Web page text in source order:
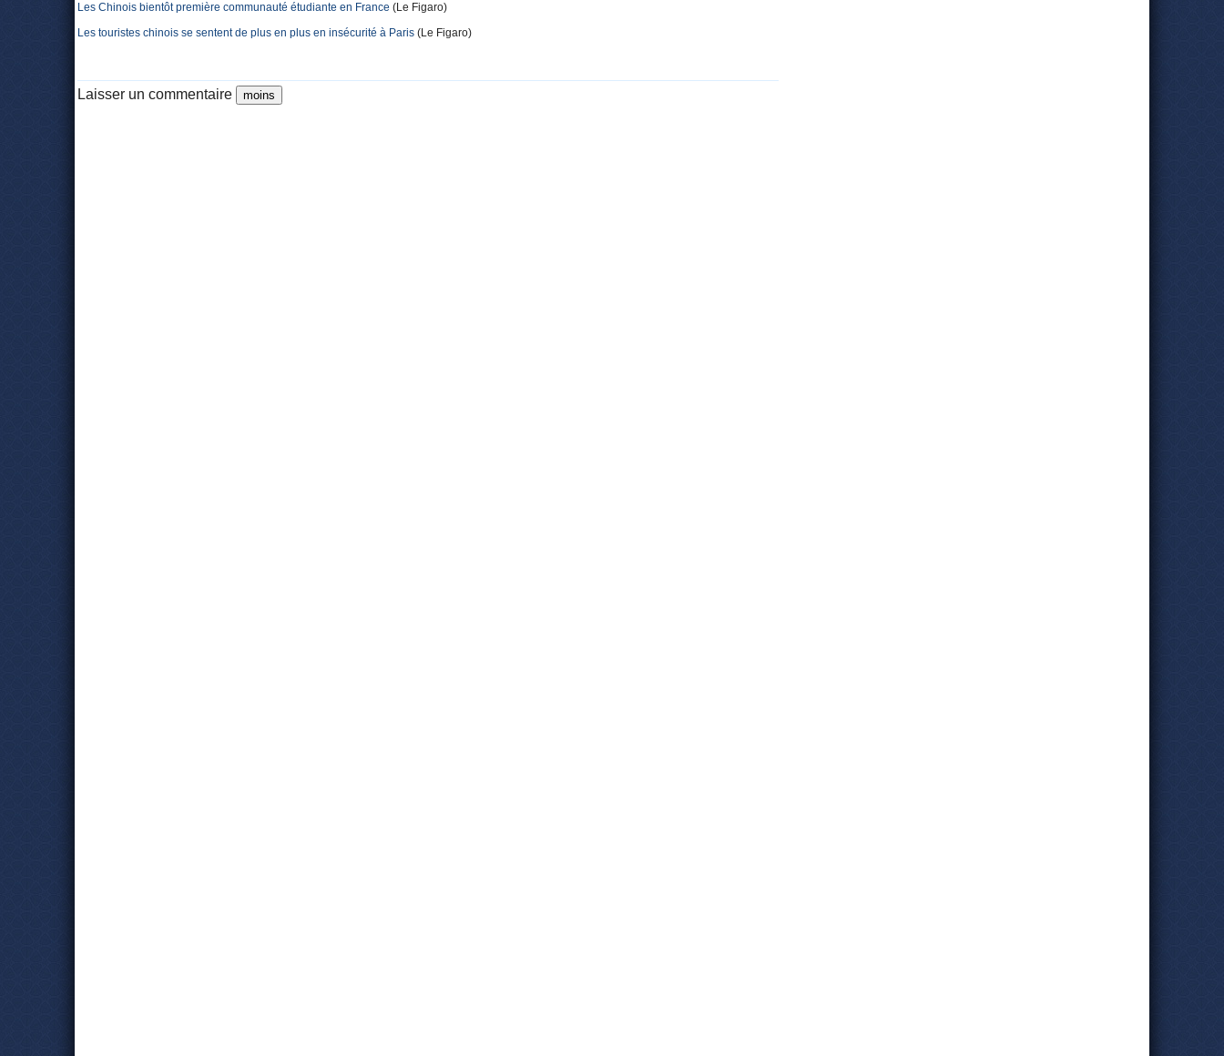
Les Chinois bientôt première communauté étudiante en France (Le Figaro)
Les touristes chinois se sentent de plus en plus en insécurité à Paris (Le Figaro)
Laisser un commentaire